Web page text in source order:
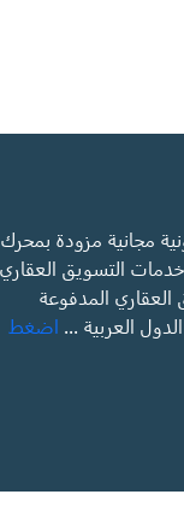
مجانية مزودة بمحرك
التسويق العقاري
العقاري المدفوعة
العربية ... اضغط